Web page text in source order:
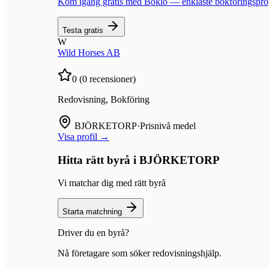
Testa gratis
W
Wild Horses AB
0 (0 recensioner)
Redovisning, Bokföring
BJÖRKETORP·Prisnivå medel
Visa profil →
Hitta rätt byrå i BJÖRKETORP
Vi matchar dig med rätt byrå
Starta matchning
Driver du en byrå?
Nå företagare som söker redovisningshjälp.